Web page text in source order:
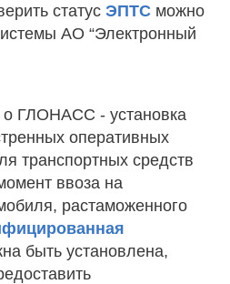
статус ЭПТС можно
АО “Электронный
о ГЛОНАСС - установка
оперативных
транспортных средств
ввоза на
растаможенного
быть установлена,